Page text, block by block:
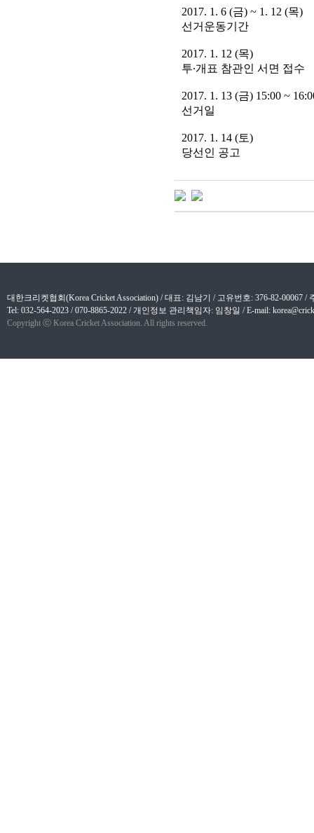
2017. 1. 6 (금) ~ 1. 12 (목)
선거운동기간
2017. 1. 12 (목)
투∙개표 참관인 서면 접수
2017. 1. 13 (금) 15:00 ~
선거일
2017. 1. 14 (토)
당선인 공고
대한크리켓협회(Korea Cricket Association) / 대표: 김남기 / 고유번호: 376-82-00067
Tel: 032-564-2023 / 070-8865-2022 / 개인정보 관리책임자: 임창일 / E-mail:
Copyright ⓒ Korea Cricket Association. All rights reserved.